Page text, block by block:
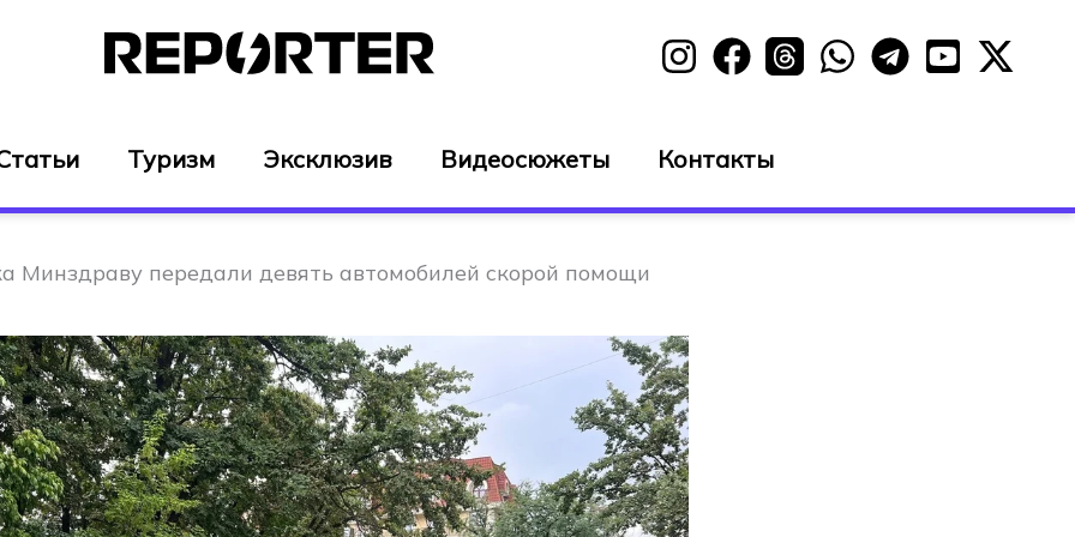
Туризм Эксклюзив Видеосюжеты Контакты
Минздраву передали девять автомобилей скорой помощи